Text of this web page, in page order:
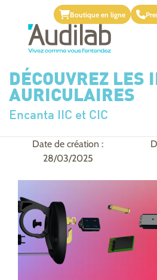
Boutique en ligne
DÉCOUVREZ LES
AURICULAIRES
Encanta IIC et CIC
Date de création :
28/03/2025